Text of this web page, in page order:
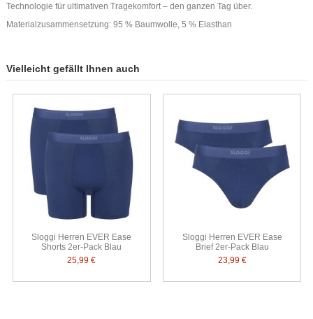
Technologie für ultimativen Tragekomfort – den ganzen Tag über.
Materialzusammensetzung: 95 % Baumwolle, 5 % Elasthan
Vielleicht gefällt Ihnen auch
Sloggi Herren EVER Ease
Shorts 2er-Pack Blau
25,99 €
Sloggi Herren EVER Ease
Brief 2er-Pack Blau
23,99 €